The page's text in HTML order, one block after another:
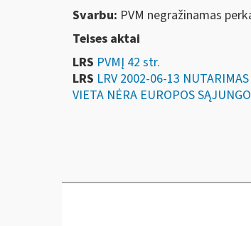
Svarbu: PVM negražinamas
Teises aktai
LRS PVMĮ 42 str.
LRS LRV 2002-06-13
VIETA NĖRA EUROPOS